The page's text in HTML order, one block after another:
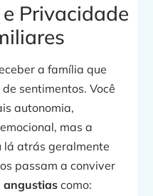
Privacidade
a família que
sentimentos. Você
autonomia,
mas a
lá atrás geralmente
passam a conviver
angustias como: